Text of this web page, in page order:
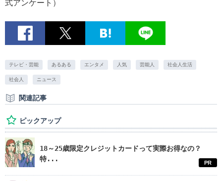
式アンケート）
テレビ・芸能 あるある エンタメ 人気 芸能人 社会人生活
社会人 ニュース
関連記事
ピックアップ
18～25歳限定クレジットカードって実際お得なの？
特...
PR